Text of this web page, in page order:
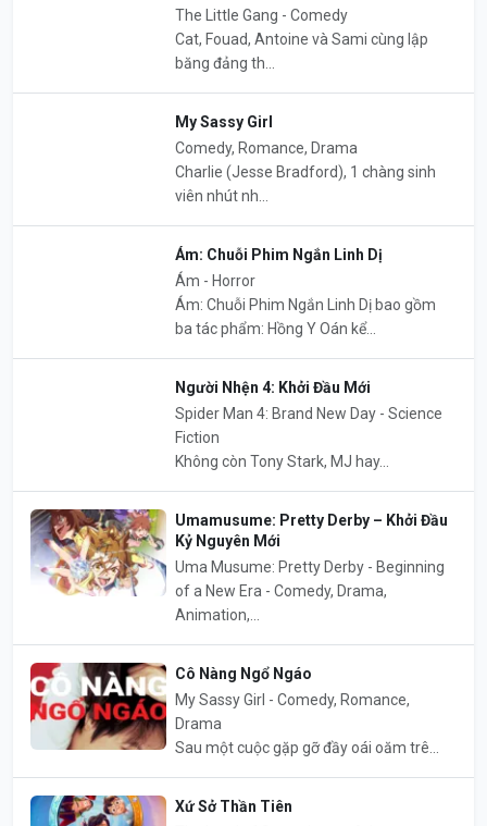
The Little Gang - Comedy
Cat, Fouad, Antoine và Sami cùng lập
băng đảng th...
My Sassy Girl
Comedy, Romance, Drama
Charlie (Jesse Bradford), 1 chàng sinh
viên nhút nh...
Ám: Chuỗi Phim Ngắn Linh Dị
Ám - Horror
Ám: Chuỗi Phim Ngắn Linh Dị bao gồm
ba tác phẩm: Hồng Y Oán kể...
Người Nhện 4: Khởi Đầu Mới
Spider Man 4: Brand New Day - Science
Fiction
Không còn Tony Stark, MJ hay...
Umamusume: Pretty Derby – Khởi Đầu
Kỷ Nguyên Mới
Uma Musume: Pretty Derby - Beginning
of a New Era - Comedy, Drama,
Animation,...
Cô Nàng Ngổ Ngáo
My Sassy Girl - Comedy, Romance,
Drama
Sau một cuộc gặp gỡ đầy oái oăm trê...
Xứ Sở Thần Tiên